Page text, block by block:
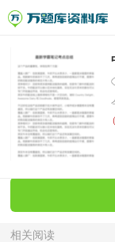
（
相关阅读